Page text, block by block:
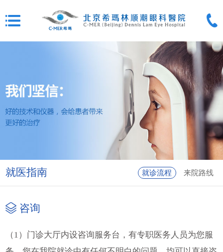
就医指南 就诊流程 来院路线
咨询
（1）门诊大厅内设咨询服务台，有专职医务人员为您服